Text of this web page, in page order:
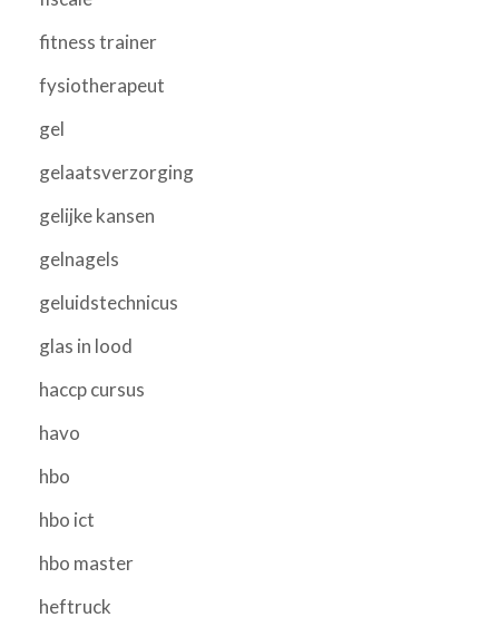
fitness trainer
fysiotherapeut
gel
gelaatsverzorging
gelijke kansen
gelnagels
geluidstechnicus
glas in lood
haccp cursus
havo
hbo
hbo ict
hbo master
heftruck